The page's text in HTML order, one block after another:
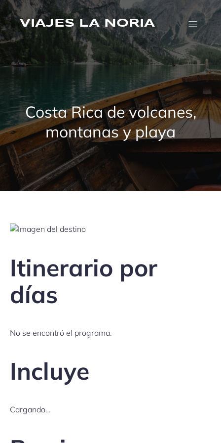
Saltar
al
contenidoVIAJES LA NORIA
Costa Rica de volcanes,
montanas y playa
Itinerario por
días
No se encontró el programa.
Incluye
Cargando…